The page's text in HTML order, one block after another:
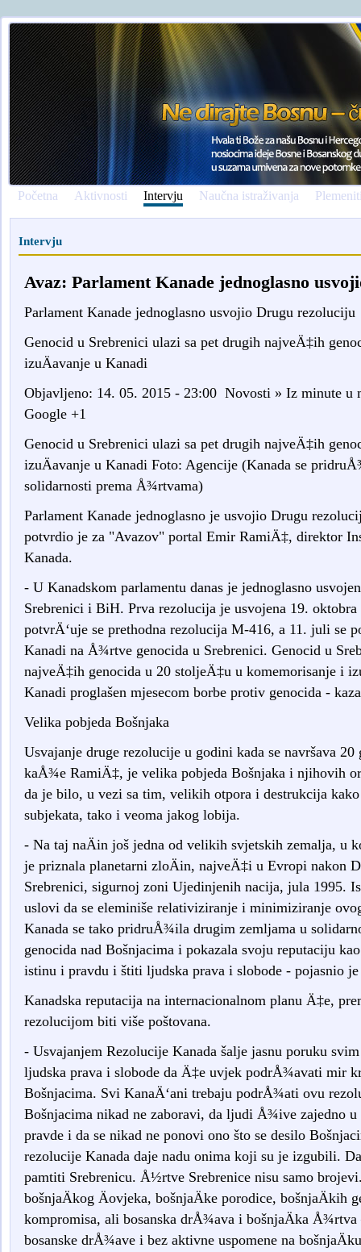
Početna Aktivnosti Intervju Naučna istraživanja
Intervju
Avaz: Parlament Kanade jednoglasno
Parlament Kanade jednoglasno usvojio Drugu rezoluciju
Genocid u Srebrenici ulazi sa pet drugih najveÄ‡ih
izuÄavanje u Kanadi
Objavljeno: 14. 05. 2015 - 23:00 Novosti » Iz minute
Google +1
Genocid u Srebrenici ulazi sa pet drugih najveÄ‡ih
izuÄavanje u Kanadi Foto: Agencije (Kanada se
solidarnosti prema Å¾rtvama)
Parlament Kanade jednoglasno je usvojio Drugu
potvrdio je za "Avazov" portal Emir RamiÄ‡, direktor
Kanada.
- U Kanadskom parlamentu danas je jednoglasno
Srebrenici i BiH. Prva rezolucija je usvojena 19.
potvrÄ‘uje se prethodna rezolucija M-416, a 11. juli se
Kanadi na Å¾rtve genocida u Srebrenici. Genocid u
najveÄ‡ih genocida u 20 stoljeÄ‡u u komemorisanje i
Kanadi proglašen mjesecom borbe protiv genocida -
Velika pobjeda Bošnjaka
Usvajanje druge rezolucije u godini kada se navršava
kaÅ¾e RamiÄ‡, je velika pobjeda Bošnjaka i njihovih
da je bilo, u vezi sa tim, velikih otpora i destrukcija
subjekata, tako i veoma jakog lobija.
- Na taj naÄin još jedna od velikih svjetskih zemalja,
je priznala planetarni zloÄin, najveÄ‡i u Evropi nakon
Srebrenici, sigurnoj zoni Ujedinjenih nacija, jula 1995.
uslovi da se eleminiše relativiziranje i minimiziranje
Kanada se tako pridruÅ¾ila drugim zemljama u
genocida nad Bošnjacima i pokazala svoju reputaciju
istinu i pravdu i štiti ljudska prava i slobode - pojasnio
Kanadska reputacija na internacionalnom planu Ä‡e,
rezolucijom biti više poštovana.
- Usvajanjem Rezolucije Kanada šalje jasnu poruku
ljudska prava i slobode da Ä‡e uvjek podrÅ¾avati mir
Bošnjacima. Svi KanaÄ‘ani trebaju podrÅ¾ati ovu
Bošnjacima nikad ne zaboravi, da ljudi Å¾ive zajedno
pravde i da se nikad ne ponovi ono što se desilo
rezolucije Kanada daje nadu onima koji su je izgubili.
pamtiti Srebrenicu. Å½rtve Srebrenice nisu samo brojevi.
bošnjaÄkog Äovjeka, bošnjaÄke porodice,
kompromisa, ali bosanska drÅ¾ava i bošnjaÄka
bosanske drÅ¾ave i bez aktivne uspomene na